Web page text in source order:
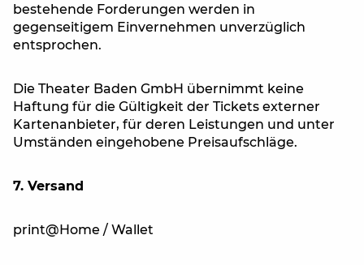
bestehende Forderungen werden in
gegenseitigem Einvernehmen unverzüglich
entsprochen.
Die Theater Baden GmbH übernimmt keine
Haftung für die Gültigkeit der Tickets externer
Kartenanbieter, für deren Leistungen und unter
Umständen eingehobene Preisaufschläge.
7. Versand
print@Home / Wallet